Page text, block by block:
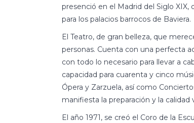
presenció en el Madrid del Siglo XIX,
para los palacios barrocos de Baviera.
El Teatro, de gran belleza, que
personas. Cuenta con una perfecta
con todo lo necesario para llevar a
capacidad para cuarenta y cinco
Ópera y Zarzuela, así como
manifiesta la preparación y la
El año 1971, se creó el Coro de la